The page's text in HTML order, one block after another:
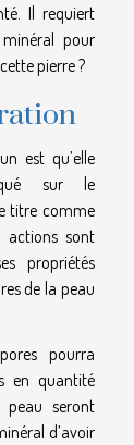
Il requiert
pour
pierre ?
est qu’elle
sur le
titre comme
sont
propriétés
de la peau
pourra
en quantité
seront
d’avoir